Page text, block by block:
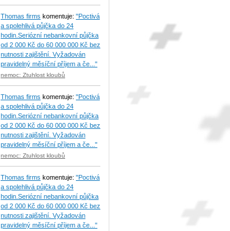
Thomas firms komentuje: "Poctivá
a spolehlivá půjčka do 24
hodin.Seriózní nebankovní půjčka
od 2 000 Kč do 60 000 000 Kč bez
nutnosti zajištění. Vyžadován
pravidelný měsíční příjem a če..."
nemoc: Ztuhlost kloubů
Thomas firms komentuje: "Poctivá
a spolehlivá půjčka do 24
hodin.Seriózní nebankovní půjčka
od 2 000 Kč do 60 000 000 Kč bez
nutnosti zajištění. Vyžadován
pravidelný měsíční příjem a če..."
nemoc: Ztuhlost kloubů
Thomas firms komentuje: "Poctivá
a spolehlivá půjčka do 24
hodin.Seriózní nebankovní půjčka
od 2 000 Kč do 60 000 000 Kč bez
nutnosti zajištění. Vyžadován
pravidelný měsíční příjem a če..."